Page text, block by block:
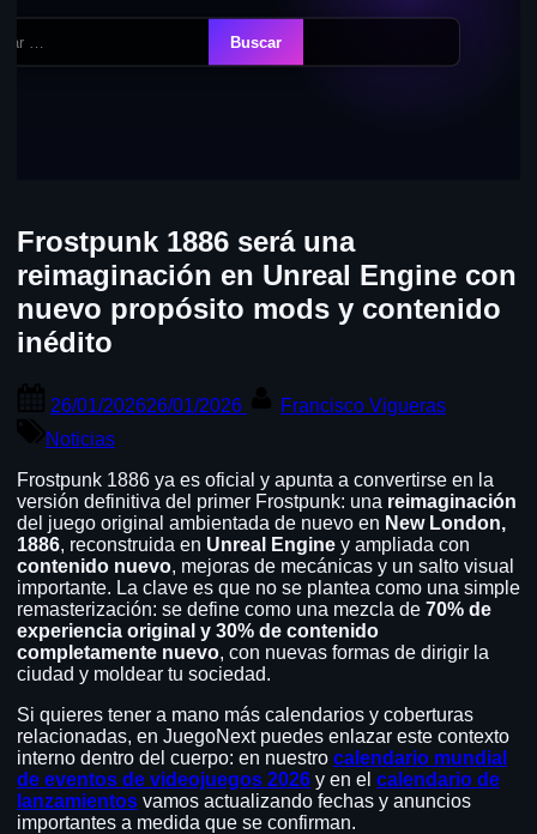
Frostpunk 1886 será una
reimaginación en Unreal Engine con
nuevo propósito mods y contenido
inédito
on
26/01/202626/01/2026
Francisco Vigueras
Noticias
Frostpunk 1886 ya es oficial y apunta a convertirse en la
versión definitiva del primer Frostpunk: una reimaginación
del juego original ambientada de nuevo en New London,
1886, reconstruida en Unreal Engine y ampliada con
contenido nuevo, mejoras de mecánicas y un salto visual
importante. La clave es que no se plantea como una simple
remasterización: se define como una mezcla de 70% de
experiencia original y 30% de contenido
completamente nuevo, con nuevas formas de dirigir la
ciudad y moldear tu sociedad.
Si quieres tener a mano más calendarios y coberturas
relacionadas, en JuegoNext puedes enlazar este contexto
interno dentro del cuerpo: en nuestro calendario mundial
de eventos de videojuegos 2026 y en el calendario de
lanzamientos vamos actualizando fechas y anuncios
importantes a medida que se confirman.